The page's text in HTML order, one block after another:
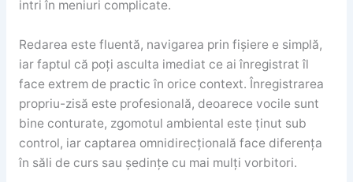
intri în meniuri complicate.
Redarea este fluentă, navigarea prin fișiere e simplă,
iar faptul că poți asculta imediat ce ai înregistrat îl
face extrem de practic în orice context. Înregistrarea
propriu-zisă este profesională, deoarece vocile sunt
bine conturate, zgomotul ambiental este ținut sub
control, iar captarea omnidirecțională face diferența
în săli de curs sau ședințe cu mai mulți vorbitori.